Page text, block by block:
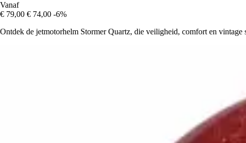
Vanaf
€ 79,00 € 74,00 -6%
Ontdek de jetmotorhelm Stormer Quartz, die veiligheid, comfort en